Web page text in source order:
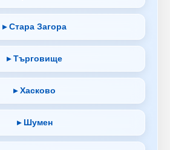
▸ Стара Загора
▸ Търговище
▸ Хасково
▸ Шумен